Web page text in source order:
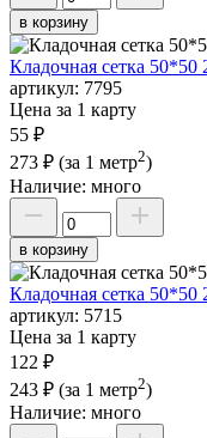
в корзину
Кладочная сетка
артикул: 7795
Цена за 1 карту
55 ₽
273 ₽ (за 1 метр2)
Наличие: много
в корзину
Кладочная сетка
артикул: 5715
Цена за 1 карту
122 ₽
243 ₽ (за 1 метр2)
Наличие: много